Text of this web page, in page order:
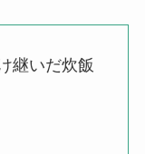
継いだ炊飯